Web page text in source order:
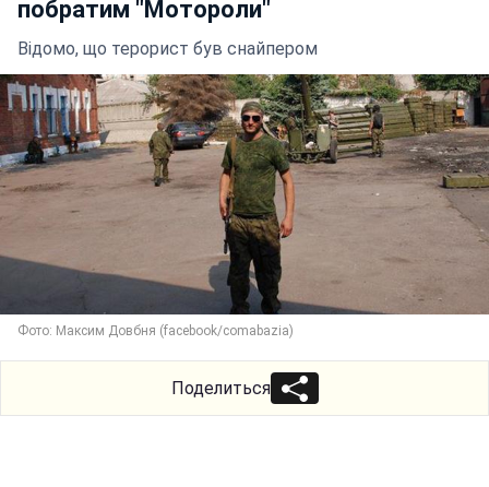
побратим "Мотороли"
Відомо, що терорист був снайпером
Фото: Максим Довбня (facebook/comabazia)
Поделиться